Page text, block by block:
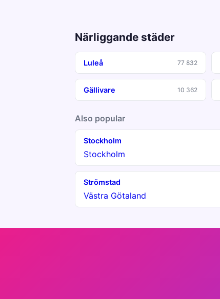
Närliggande städer
Luleå 77 832
Gällivare 10 362
Also popular
Stockholm
Stockholm
Strömstad
Västra Götaland